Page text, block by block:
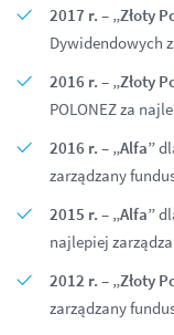
2017 r. – „Złoty
Dywidendowych
2016 r. – „Złoty
POLONEZ za
2016 r. – „Alfa”
zarządzany
2015 r. – „Alfa”
najlepiej
2012 r. – „Złoty
zarządzany